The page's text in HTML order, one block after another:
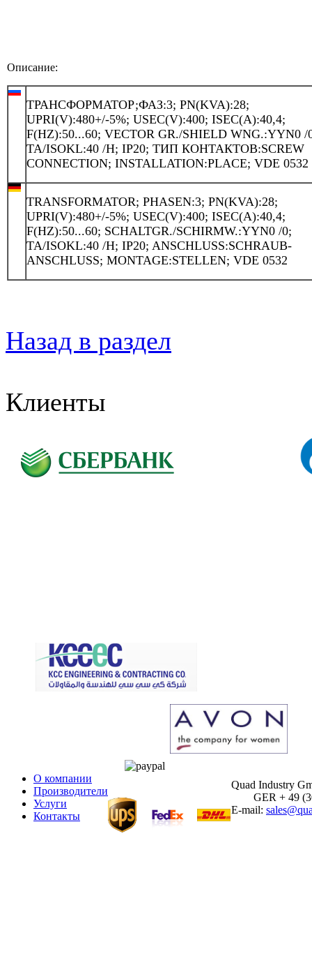
Описание:
ТРАНСФОРМАТОР;ФАЗ:3; PN(KVA):28;
UPRI(V):480+/-5%; USEC(V):400; ISEC(A):40,4;
F(HZ):50...60; VECTOR GR./SHIELD WNG.:YYN0 /
TA/ISOKL:40 /H; IP20; ТИП КОНТАКТОВ:SCREW
CONNECTION; INSTALLATION:PLACE; VDE 0532
TRANSFORMATOR; PHASEN:3; PN(KVA):28;
UPRI(V):480+/-5%; USEC(V):400; ISEC(A):40,4;
F(HZ):50...60; SCHALTGR./SCHIRMW.:YYN0 /0;
TA/ISOKL:40 /H; IP20; ANSCHLUSS:SCHRAUB-
ANSCHLUSS; MONTAGE:STELLEN; VDE 0532
Назад в раздел
Клиенты
О компании
Производители
Услуги
Контакты
Quad Industry
GER + 49
E-mail: